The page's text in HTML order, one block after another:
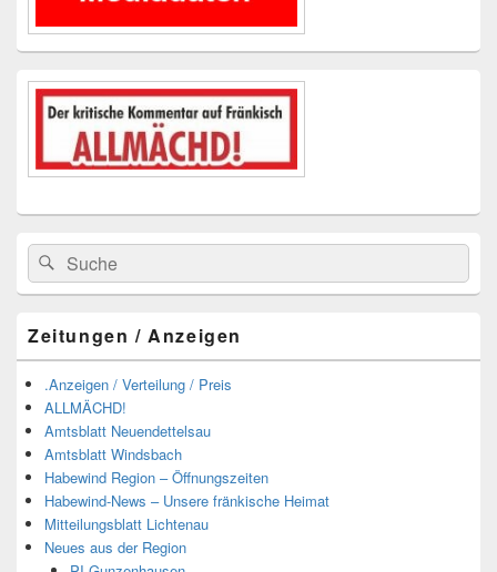
Suchen
nach:
Suchen
Zeitungen / Anzeigen
.Anzeigen / Verteilung / Preis
ALLMÄCHD!
Amtsblatt Neuendettelsau
Amtsblatt Windsbach
Habewind Region – Öffnungszeiten
Habewind-News – Unsere fränkische Heimat
Mitteilungsblatt Lichtenau
Neues aus der Region